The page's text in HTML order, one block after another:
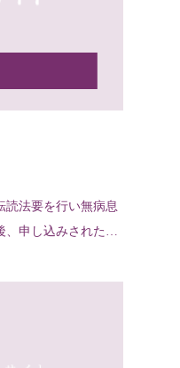
読法要を行い無病息
申し込みされた方